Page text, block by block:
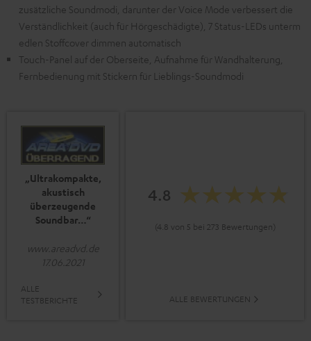
zusätzliche Soundmodi, darunter der Voice Mode verbessert die
Verständlichkeit (auch für Hörgeschädigte), 7 Status-LEDs unterm
edlen Stoffcover dimmen automatisch
Touch-Panel auf der Oberseite, Aufnahme für Wandhalterung,
Fernbedienung mit Stickern für Lieblings-Soundmodi
„Ultrakompakte,
akustisch
überzeugende
Soundbar…“
www.areadvd.de
17.06.2021
ALLE
TESTBERICHTE
4.8
(4.8 von 5 bei 273 Bewertungen)
ALLE BEWERTUNGEN